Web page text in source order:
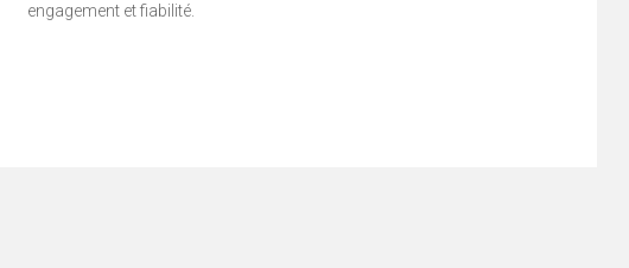
engagement et fiabilité.